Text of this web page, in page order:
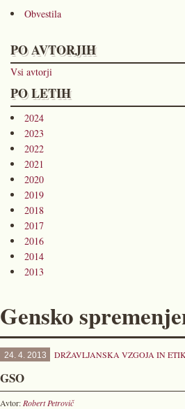
Obvestila
PO AVTORJIH
Vsi avtorji
PO LETIH
2024
2023
2022
2021
2020
2019
2018
2017
2016
2014
2013
Gensko
24. 4. 2013 DRŽAVLJANSKA VZGOJA IN
GSO
Avtor: Robert Petrovič